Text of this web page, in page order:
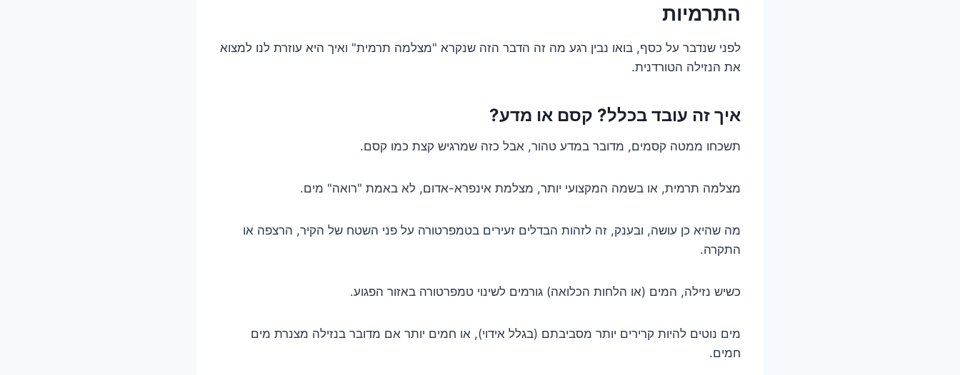
התרמיות
לפני שנדבר על כסף, בואו נבין רגע מה זה הדבר הזה שנקרא "מצלמה תרמית" ואיך היא עוזרת לנו למצוא
את הנזילה הטורדנית.
איך זה עובד בכלל? קסם או מדע?
תשכחו ממטה קסמים, מדובר במדע טהור, אבל כזה שמרגיש קצת כמו קסם.
מצלמה תרמית, או בשמה המקצועי יותר, מצלמת אינפרא-אדום, לא באמת "רואה" מים.
מה שהיא כן עושה, ובענק, זה לזהות הבדלים זעירים בטמפרטורה על פני השטח של הקיר, הרצפה או
התקרה.
כשיש נזילה, המים (או הלחות הכלואה) גורמים לשינוי טמפרטורה באזור הפגוע.
מים נוטים להיות קרירים יותר מסביבתם (בגלל אידוי), או חמים יותר אם מדובר בנזילה מצנרת מים
חמים.